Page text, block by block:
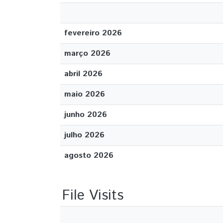
fevereiro 2026
março 2026
abril 2026
maio 2026
junho 2026
julho 2026
agosto 2026
File Visits